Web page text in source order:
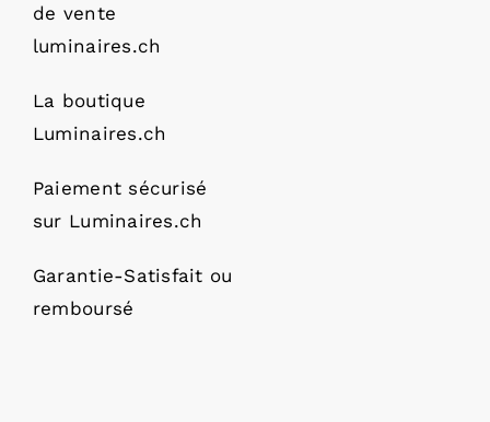
de vente
luminaires.ch
La boutique
Luminaires.ch
Paiement sécurisé
sur Luminaires.ch
Garantie-Satisfait ou
remboursé